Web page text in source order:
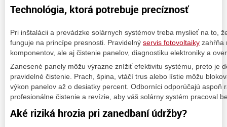
Technológia, ktorá potrebuje precíznosť
Pri inštalácii a prevádzke solárnych systémov treba myslieť na to,
funguje na princípe presnosti. Pravidelný servis fotovoltaiky zahŕňa
komponentov, ale aj čistenie panelov, diagnostiku elektroniky a
Zanesené panely môžu výrazne znížiť efektivitu systému, preto je
pravidelné čistenie. Prach, špina, vtáčí trus alebo lístie môžu
výkon panelov až o desiatky percent. Odborníci odporúčajú aspoň
profesionálne čistenie a revízie, aby váš solárny systém pracoval
Aké riziká hrozia pri zanedbaní údržby?